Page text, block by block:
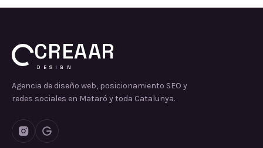
CREAAR
DESIGN
Agencia de diseño web, posicionamiento SEO y
redes sociales en Mataró y toda Catalunya.